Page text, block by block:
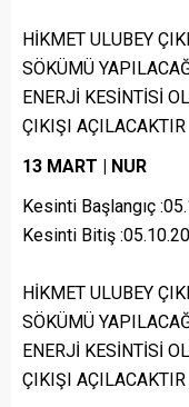
HİKMET ULUBEY
SÖKÜMÜ
ENERJİ KESİNTİSİ
ÇIKIŞI AÇILACAKTIR
13 MART | NUR
Kesinti Başlangıç
Kesinti Bitiş
HİKMET ULUBEY
SÖKÜMÜ
ENERJİ KESİNTİSİ
ÇIKIŞI AÇILACAKTIR